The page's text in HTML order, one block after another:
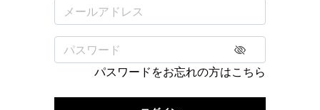
パスワードをお忘れの方はこちら